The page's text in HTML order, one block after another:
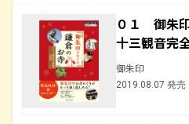
０１ 御朱
十三観音完
御朱印
2019.08.07 発売